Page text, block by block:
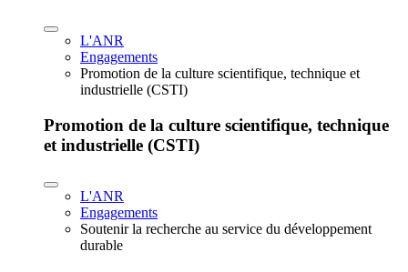
L'ANR
Engagements
Promotion de la culture scientifique, technique et
industrielle (CSTI)
Promotion de la culture scientifique, technique
et industrielle (CSTI)
L'ANR
Engagements
Soutenir la recherche au service du développement
durable